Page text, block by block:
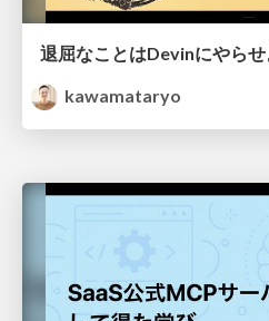
kawamataryo